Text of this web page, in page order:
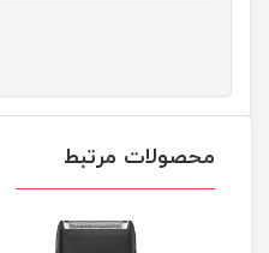
محصولات مرتبط